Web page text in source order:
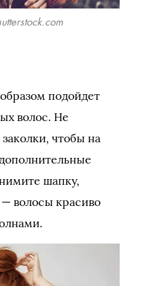
подойдет
волос. Не
чтобы на
шапку,
волосы красиво